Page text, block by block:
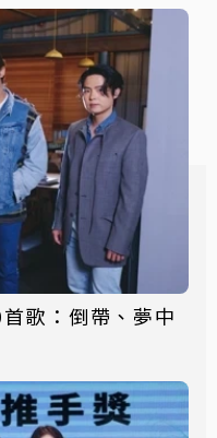
歌：倒帶、夢中